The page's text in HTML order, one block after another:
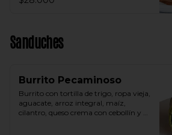
Sanduches
Burrito Pecaminoso
Burrito con tortilla de trigo, ropa vieja,
aguacate, arroz integral, maíz,
cilantro, queso crema con cebollín y